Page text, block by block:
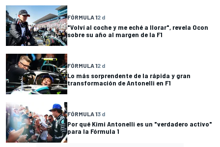
FÓRMULA 12 d
"Volví al coche y me eché a llorar", revela Ocon
sobre su año al margen de la F1
FÓRMULA 12 d
Lo más sorprendente de la rápida y gran
transformación de Antonelli en F1
FÓRMULA 13 d
Por qué Kimi Antonelli es un "verdadero activo"
para la Fórmula 1